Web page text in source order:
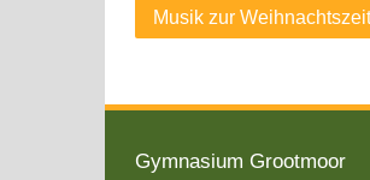
Beitragsnavigation
Musik zur Weihnachtszeit
Gymnasium Grootmoor